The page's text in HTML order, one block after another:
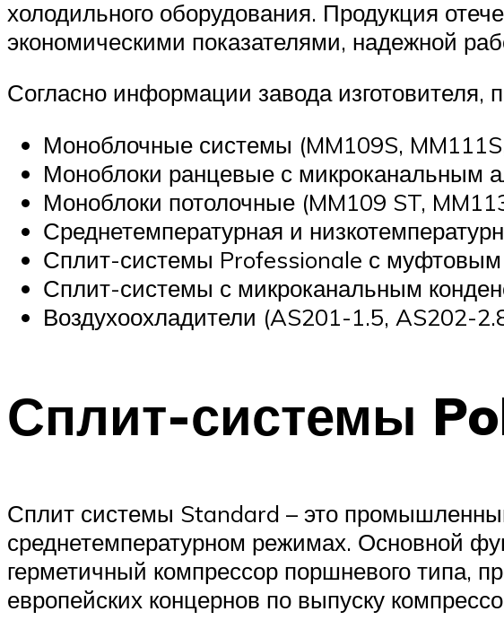
холодильного оборудования. Продукция
экономическими показателями, надежной
Согласно информации завода
Моноблочные системы (MM109S,
Моноблоки ранцевые с микроканальным
Моноблоки потолочные (MM109 ST,
Среднетемпературная и
Сплит-системы Professionale с
Сплит-системы с микроканальным
Воздухоохладители (AS201-1.5, AS202-
Сплит-системы
Сплит системы Standard – это
среднетемпературном режимах. Основной
герметичный компрессор поршневого типа,
европейских концернов по выпуску